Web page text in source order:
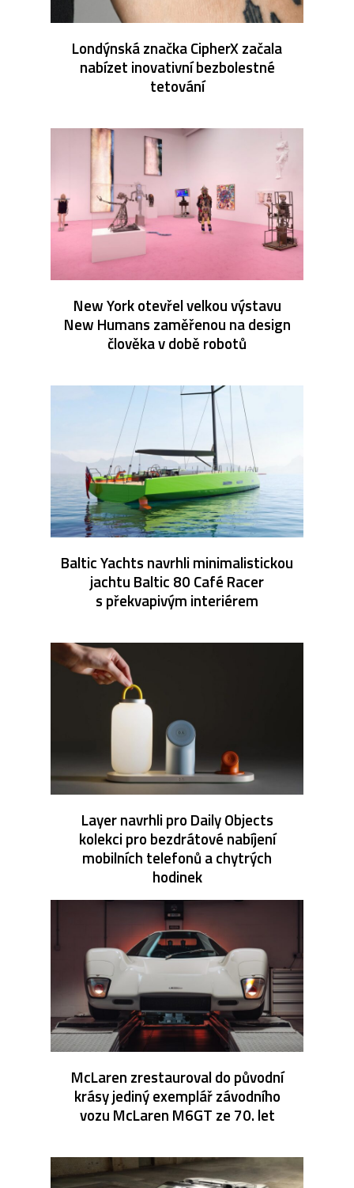
Londýnská značka CipherX začala
nabízet inovativní bezbolestné
tetování
New York otevřel velkou výstavu
New Humans zaměřenou na design
člověka v době robotů
Baltic Yachts navrhli minimalistickou
jachtu Baltic 80 Café Racer
s překvapivým interiérem
Layer navrhli pro Daily Objects
kolekci pro bezdrátové nabíjení
mobilních telefonů a chytrých
hodinek
McLaren zrestauroval do původní
krásy jediný exemplář závodního
vozu McLaren M6GT ze 70. let